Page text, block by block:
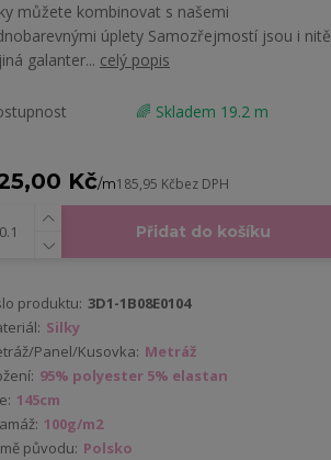
můžete kombinovat s našemi
úplety Samozřejmostí jsou i nitě
galanter... celý popis
🌈 Skladem 19.2 m
Kč/m185,95 Kčbez DPH
Přidat do košíku
produktu: 3D1-1B08E0104
Silky
Panel/Kusovka: Metráž
95% polyester 5% elastan
145cm
100g/m2
původu: Polsko